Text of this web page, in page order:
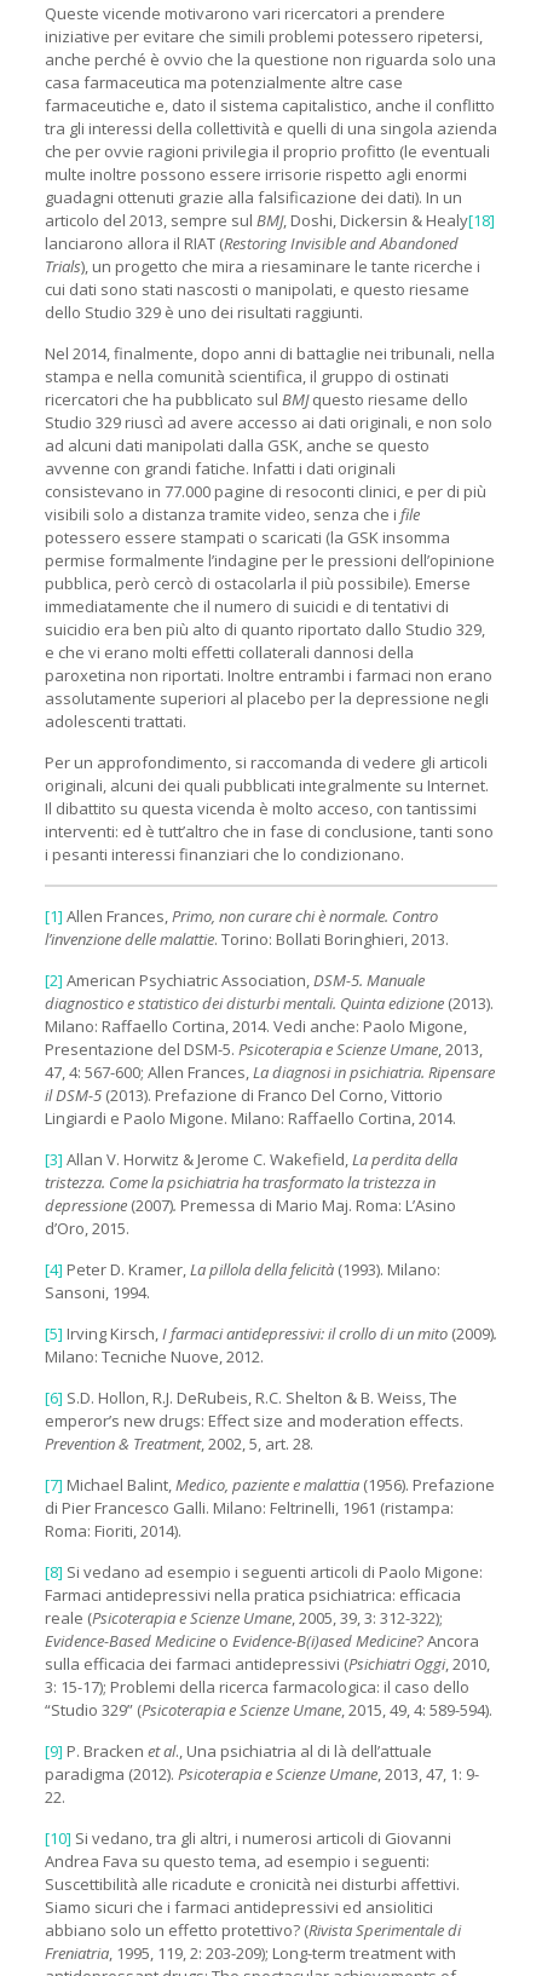
Queste vicende motivarono vari ricercatori a prendere
iniziative per evitare che simili problemi potessero ripetersi,
anche perché è ovvio che la questione non riguarda solo una
casa farmaceutica ma potenzialmente altre case
farmaceutiche e, dato il sistema capitalistico, anche il conflitto
tra gli interessi della collettività e quelli di una singola azienda
che per ovvie ragioni privilegia il proprio profitto (le eventuali
multe inoltre possono essere irrisorie rispetto agli enormi
guadagni ottenuti grazie alla falsificazione dei dati). In un
articolo del 2013, sempre sul BMJ, Doshi, Dickersin & Healy[18]
lanciarono allora il RIAT (Restoring Invisible and Abandoned
Trials), un progetto che mira a riesaminare le tante ricerche i
cui dati sono stati nascosti o manipolati, e questo riesame
dello Studio 329 è uno dei risultati raggiunti.
Nel 2014, finalmente, dopo anni di battaglie nei tribunali, nella
stampa e nella comunità scientifica, il gruppo di ostinati
ricercatori che ha pubblicato sul BMJquesto riesame dello
Studio 329 riuscì ad avere accesso ai dati originali, e non solo
ad alcuni dati manipolati dalla GSK, anche se questo
avvenne con grandi fatiche. Infatti i dati originali
consistevano in 77.000 pagine di resoconti clinici, e per di più
visibili solo a distanza tramite video, senza che i file
potessero essere stampati o scaricati (la GSK insomma
permise formalmente l’indagine per le pressioni dell’opinione
pubblica, però cercò di ostacolarla il più possibile). Emerse
immediatamente che il numero di suicidi e di tentativi di
suicidio era ben più alto di quanto riportato dallo Studio 329,
e che vi erano molti effetti collaterali dannosi della
paroxetina non riportati. Inoltre entrambi i farmaci non erano
assolutamente superiori al placebo per la depressione negli
adolescenti trattati.
Per un approfondimento, si raccomanda di vedere gli articoli
originali, alcuni dei quali pubblicati integralmente su Internet.
Il dibattito su questa vicenda è molto acceso, con tantissimi
interventi: ed è tutt’altro che in fase di conclusione, tanti sono
i pesanti interessi finanziari che lo condizionano.
[1] Allen Frances,Primo, non curare chi è normale. Contro
l’invenzione delle malattie. Torino: Bollati Boringhieri, 2013.
[2] American Psychiatric Association,DSM-5. Manuale
diagnostico e statistico dei disturbi mentali. Quinta edizione(2013).
Milano: Raffaello Cortina, 2014. Vedi anche: Paolo Migone,
Presentazione del DSM-5. Psicoterapia e Scienze Umane, 2013,
47, 4: 567-600; Allen Frances,La diagnosi in psichiatria. Ripensare
il DSM-5(2013). Prefazione di Franco Del Corno, Vittorio
Lingiardi e Paolo Migone. Milano: Raffaello Cortina, 2014.
[3] Allan V. Horwitz & Jerome C. Wakefield,La perdita della
tristezza. Come la psichiatria ha trasformato la tristezza in
depressione(2007). Premessa di Mario Maj. Roma: L’Asino
d’Oro, 2015.
[4] Peter D. Kramer,La pillola della felicità (1993). Milano:
Sansoni, 1994.
[5] Irving Kirsch,I farmaci antidepressivi: il crollo di un mito(2009).
Milano: Tecniche Nuove, 2012.
[6] S.D. Hollon, R.J. DeRubeis, R.C. Shelton & B. Weiss, The
emperor’s new drugs: Effect size and moderation effects.
Prevention & Treatment, 2002, 5, art. 28.
[7] Michael Balint,Medico, paziente e malattia(1956). Prefazione
di Pier Francesco Galli. Milano: Feltrinelli, 1961 (ristampa:
Roma: Fioriti, 2014).
[8] Si vedano ad esempio i seguenti articoli di Paolo Migone:
Farmaci antidepressivi nella pratica psichiatrica: efficacia
reale (Psicoterapia e Scienze Umane, 2005, 39, 3: 312-322);
Evidence-Based Medicineo Evidence-B(i)ased Medicine? Ancora
sulla efficacia dei farmaci antidepressivi (Psichiatri Oggi, 2010,
3: 15-17); Problemi della ricerca farmacologica: il caso dello
“Studio 329” (Psicoterapia e Scienze Umane, 2015, 49, 4: 589-594).
[9] P. Bracken et al., Una psichiatria al di là dell’attuale
paradigma (2012). Psicoterapia e Scienze Umane, 2013, 47, 1: 9-
22.
[10] Si vedano, tra gli altri, i numerosi articoli di Giovanni
Andrea Fava su questo tema, ad esempio i seguenti:
Suscettibilità alle ricadute e cronicità nei disturbi affettivi.
Siamo sicuri che i farmaci antidepressivi ed ansiolitici
abbiano solo un effetto protettivo? (Rivista Sperimentale di
Freniatria, 1995, 119, 2: 203-209); Long-term treatment with